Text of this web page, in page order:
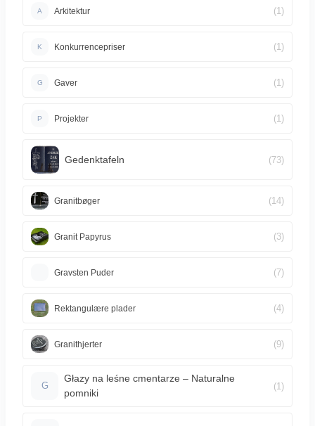
A Arkitektur (1)
K Konkurrencepriser (1)
G Gaver (1)
P Projekter (1)
Gedenktafeln (73)
Granitbøger (14)
Granit Papyrus (3)
Gravsten Puder (7)
Rektangulære plader (4)
Granithjerter (9)
G
Głazy na leśne cmentarze – Naturalne
pomniki
(1)